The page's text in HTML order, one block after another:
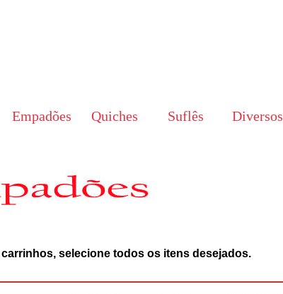
Empadões Quiches Suflês Diversos
selecione todos os itens desejados.